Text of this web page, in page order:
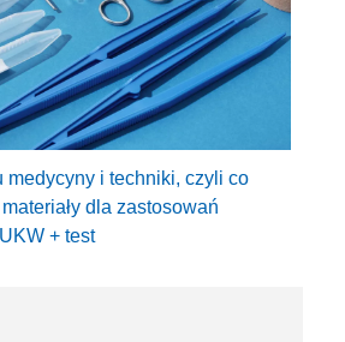
medycyny i techniki, czyli co
dla zastosowań
+ test